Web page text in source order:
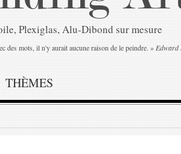
Plexiglas, Alu-Dibond sur mesure
des mots, il n'y aurait aucune raison de le peindre. » Edward
THÈMES